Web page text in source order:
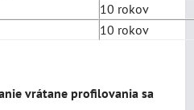
10 rokov
10 rokov
vrátane profilovania sa